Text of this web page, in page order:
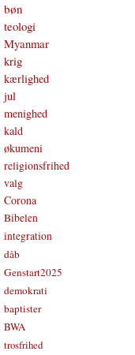
bøn
teologi
Myanmar
krig
kærlighed
jul
menighed
kald
økumeni
religionsfrihed
valg
Corona
Bibelen
integration
dåb
Genstart2025
demokrati
baptister
BWA
trosfrihed